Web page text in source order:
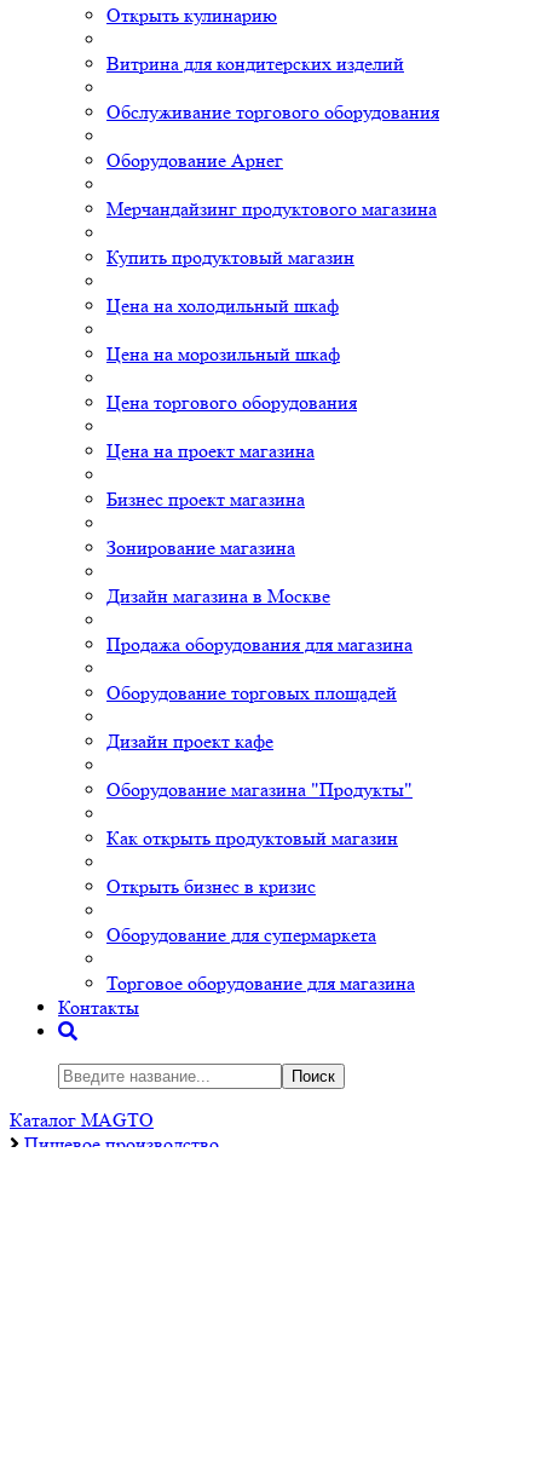
Открыть кулинарию
Витрина для кондитерских изделий
Обслуживание торгового оборудования
Оборудование Арнег
Мерчандайзинг продуктового магазина
Купить продуктовый магазин
Цена на холодильный шкаф
Цена на морозильный шкаф
Цена торгового оборудования
Цена на проект магазина
Бизнес проект магазина
Зонирование магазина
Дизайн магазина в Москве
Продажа оборудования для магазина
Оборудование торговых площадей
Дизайн проект кафе
Оборудование магазина "Продукты"
Как открыть продуктовый магазин
Открыть бизнес в кризис
Оборудование для супермаркета
Торговое оборудование для магазина
Контакты
Поиск
Каталог MAGTO
Пищевое производство